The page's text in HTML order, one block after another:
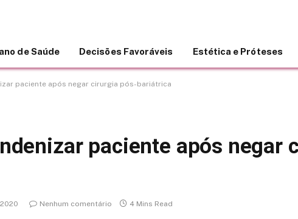
de Saúde Decisões Favoráveis Estética e Próteses
paciente após negar cirurgia pós-bariátrica
paciente após negar
Nenhum comentário 4 Mins Read